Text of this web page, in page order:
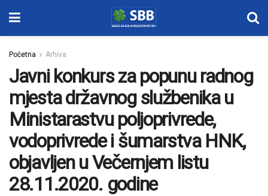
Početna Arhiva
Javni konkurs za popunu radnog
mjesta državnog službenika u
Ministarastvu poljoprivrede,
vodoprivrede i šumarstva HNK,
objavljen u Večernjem listu
28.11.2020. godine